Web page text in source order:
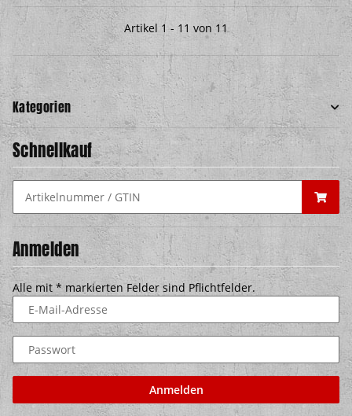
Artikel 1 - 11 von 11
Kategorien
Schnellkauf
Anmelden
Alle mit * markierten Felder sind Pflichtfelder.
E-Mail-Adresse
Passwort
Anmelden